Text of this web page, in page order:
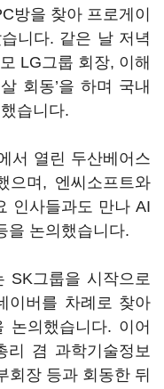
방을 찾아 프로게이
니다. 같은 날 저녁
LG그룹 회장, 이해
회동’을 하며 국내
습니다.
서 열린 두산베어스
으며, 엔씨소프트와
인사들과도 만나 AI
을 논의했습니다.
SK그룹을 시작으로
이버를 차례로 찾아
논의했습니다. 이어
리 겸 과학기술정보
회장 등과 회동한 뒤